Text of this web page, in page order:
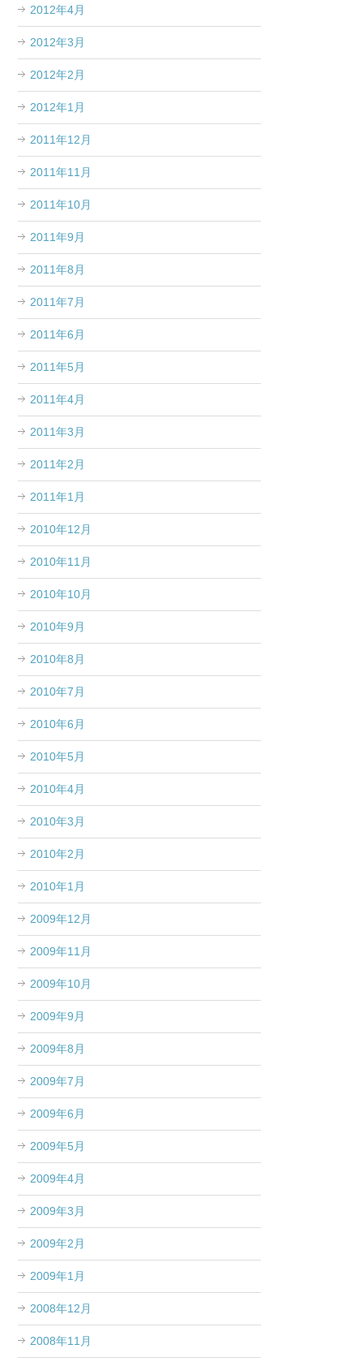
2012年4月
2012年3月
2012年2月
2012年1月
2011年12月
2011年11月
2011年10月
2011年9月
2011年8月
2011年7月
2011年6月
2011年5月
2011年4月
2011年3月
2011年2月
2011年1月
2010年12月
2010年11月
2010年10月
2010年9月
2010年8月
2010年7月
2010年6月
2010年5月
2010年4月
2010年3月
2010年2月
2010年1月
2009年12月
2009年11月
2009年10月
2009年9月
2009年8月
2009年7月
2009年6月
2009年5月
2009年4月
2009年3月
2009年2月
2009年1月
2008年12月
2008年11月